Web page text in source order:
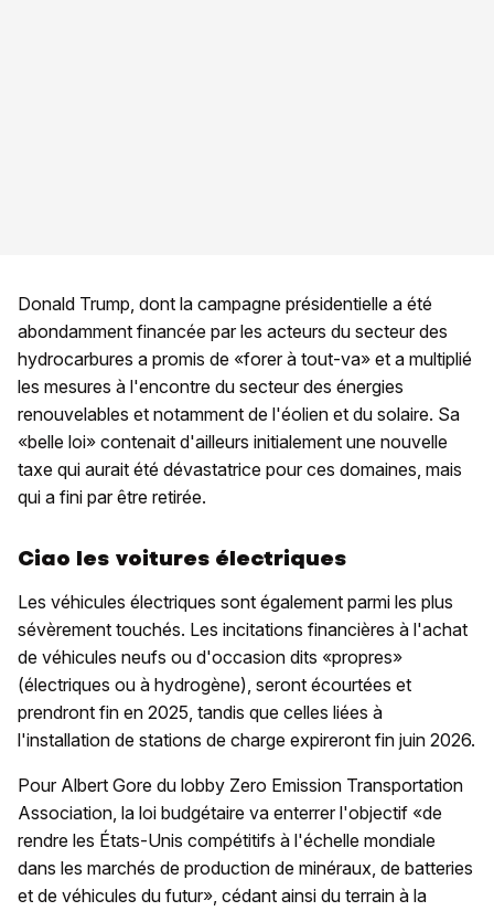
Donald Trump, dont la campagne présidentielle a été
abondamment financée par les acteurs du secteur des
hydrocarbures a promis de «forer à tout-va» et a multiplié
les mesures à l'encontre du secteur des énergies
renouvelables et notamment de l'éolien et du solaire. Sa
«belle loi» contenait d'ailleurs initialement une nouvelle
taxe qui aurait été dévastatrice pour ces domaines, mais
qui a fini par être retirée.
Ciao les voitures électriques
Les véhicules électriques sont également parmi les plus
sévèrement touchés. Les incitations financières à l'achat
de véhicules neufs ou d'occasion dits «propres»
(électriques ou à hydrogène), seront écourtées et
prendront fin en 2025, tandis que celles liées à
l'installation de stations de charge expireront fin juin 2026.
Pour Albert Gore du lobby Zero Emission Transportation
Association, la loi budgétaire va enterrer l'objectif «de
rendre les États-Unis compétitifs à l'échelle mondiale
dans les marchés de production de minéraux, de batteries
et de véhicules du futur», cédant ainsi du terrain à la